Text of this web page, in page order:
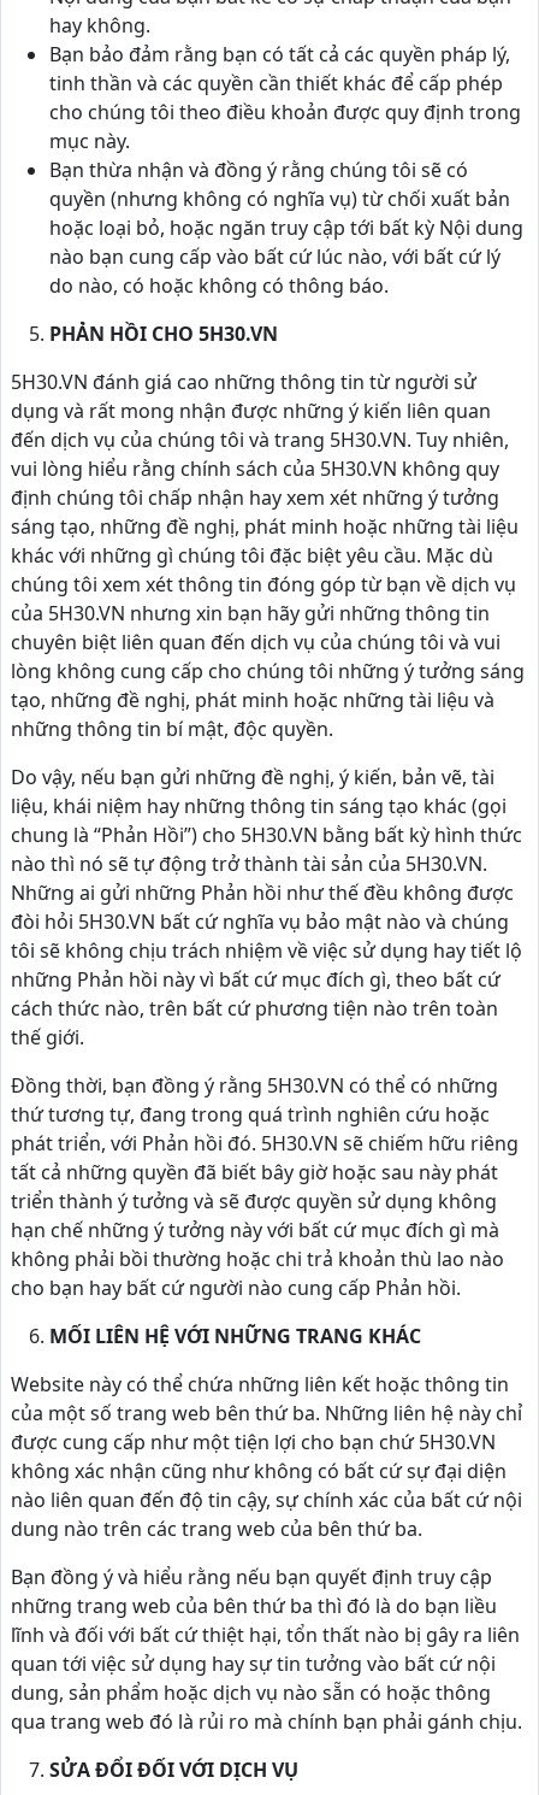
hay không.
Bạn bảo đảm rằng bạn có tất cả các quyền pháp lý,
tinh thần và các quyền cần thiết khác để cấp phép
cho chúng tôi theo điều khoản được quy định trong
mục này.
Bạn thừa nhận và đồng ý rằng chúng tôi sẽ có
quyền (nhưng không có nghĩa vụ) từ chối xuất bản
hoặc loại bỏ, hoặc ngăn truy cập tới bất kỳ Nội dung
nào bạn cung cấp vào bất cứ lúc nào, với bất cứ lý
do nào, có hoặc không có thông báo.
PHẢN HỒI CHO 5H30.VN
5H30.VN đánh giá cao những thông tin từ người sử
dụng và rất mong nhận được những ý kiến liên quan
đến dịch vụ của chúng tôi và trang 5H30.VN. Tuy nhiên,
vui lòng hiểu rằng chính sách của 5H30.VN không quy
định chúng tôi chấp nhận hay xem xét những ý tưởng
sáng tạo, những đề nghị, phát minh hoặc những tài liệu
khác với những gì chúng tôi đặc biệt yêu cầu. Mặc dù
chúng tôi xem xét thông tin đóng góp từ bạn về dịch vụ
của 5H30.VN nhưng xin bạn hãy gửi những thông tin
chuyên biệt liên quan đến dịch vụ của chúng tôi và vui
lòng không cung cấp cho chúng tôi những ý tưởng sáng
tạo, những đề nghị, phát minh hoặc những tài liệu và
những thông tin bí mật, độc quyền.
Do vậy, nếu bạn gửi những đề nghị, ý kiến, bản vẽ, tài
liệu, khái niệm hay những thông tin sáng tạo khác (gọi
chung là “Phản Hồi”) cho 5H30.VN bằng bất kỳ hình thức
nào thì nó sẽ tự động trở thành tài sản của 5H30.VN.
Những ai gửi những Phản hồi như thế đều không được
đòi hỏi 5H30.VN bất cứ nghĩa vụ bảo mật nào và chúng
tôi sẽ không chịu trách nhiệm về việc sử dụng hay tiết lộ
những Phản hồi này vì bất cứ mục đích gì, theo bất cứ
cách thức nào, trên bất cứ phương tiện nào trên toàn
thế giới.
Đồng thời, bạn đồng ý rằng 5H30.VN có thể có những
thứ tương tự, đang trong quá trình nghiên cứu hoặc
phát triển, với Phản hồi đó. 5H30.VN sẽ chiếm hữu riêng
tất cả những quyền đã biết bây giờ hoặc sau này phát
triển thành ý tưởng và sẽ được quyền sử dụng không
hạn chế những ý tưởng này với bất cứ mục đích gì mà
không phải bồi thường hoặc chi trả khoản thù lao nào
cho bạn hay bất cứ người nào cung cấp Phản hồi.
MỐI LIÊN HỆ VỚI NHỮNG TRANG KHÁC
Website này có thể chứa những liên kết hoặc thông tin
của một số trang web bên thứ ba. Những liên hệ này chỉ
được cung cấp như một tiện lợi cho bạn chứ 5H30.VN
không xác nhận cũng như không có bất cứ sự đại diện
nào liên quan đến độ tin cậy, sự chính xác của bất cứ nội
dung nào trên các trang web của bên thứ ba.
Bạn đồng ý và hiểu rằng nếu bạn quyết định truy cập
những trang web của bên thứ ba thì đó là do bạn liều
lĩnh và đối với bất cứ thiệt hại, tổn thất nào bị gây ra liên
quan tới việc sử dụng hay sự tin tưởng vào bất cứ nội
dung, sản phẩm hoặc dịch vụ nào sẵn có hoặc thông
qua trang web đó là rủi ro mà chính bạn phải gánh chịu.
SỬA ĐỔI ĐỐI VỚI DỊCH VỤ